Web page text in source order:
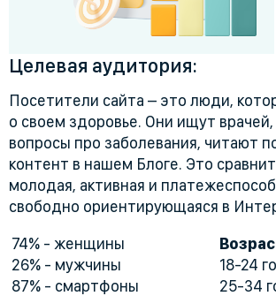
Целевая аудитория:
Посетители сайта – это люди,
о своем здоровье. Они ищут
вопросы про заболевания, читают
контент в нашем Блоге. Это
молодая, активная и
свободно ориентирующаяся в
74% - женщины
26% - мужчины
87% - смартфоны
18-24
25-34